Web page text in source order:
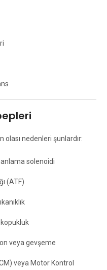
olası nedenleri şunlardır:
solenoidi
(ATF)
veya gevşeme
veya Motor Kontrol